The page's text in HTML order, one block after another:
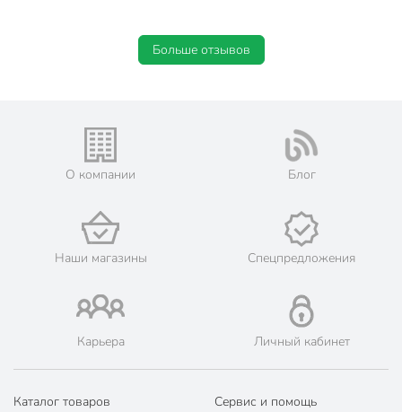
Больше отзывов
О компании Блог
Наши магазины Спецпредложения
Карьера Личный кабинет
Каталог товаров Сервис и помощь